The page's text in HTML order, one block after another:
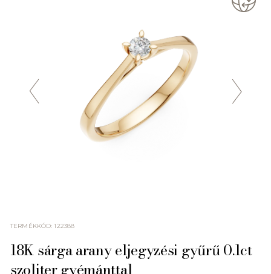
TERMÉKKÓD:122388
18K sárga arany eljegyzési gyűrű 0.1ct